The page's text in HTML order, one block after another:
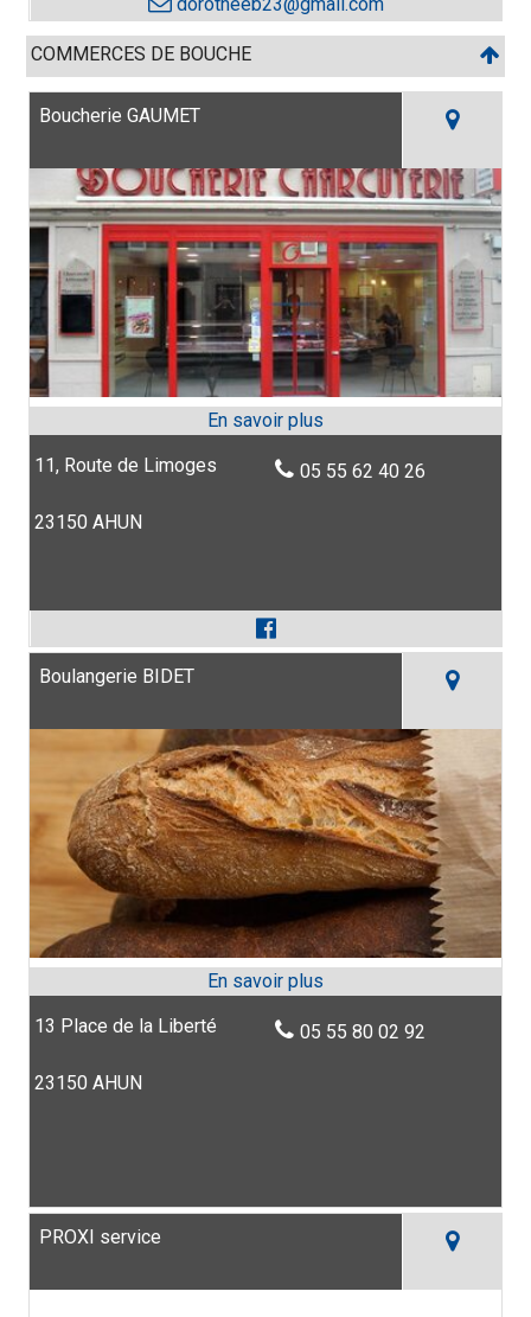
COMMERCES DE BOUCHE
Boucherie GAUMET
11, Route de Limoges
23150 AHUN
05 55 62 40 26
Boulangerie BIDET
13 Place de la Liberté
23150 AHUN
05 55 80 02 92
PROXI service